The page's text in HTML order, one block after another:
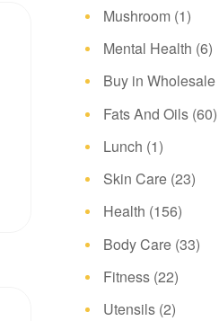
Mushroom (1)
Mental Health (6)
Buy in Wholesale
Fats And Oils (60)
Lunch (1)
Skin Care (23)
Health (156)
Body Care (33)
Fitness (22)
Utensils (2)